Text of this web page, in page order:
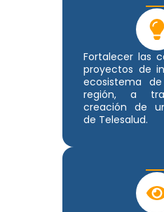
Fortalecer las
proyectos de
ecosistema
región, a
creación de
de Telesalud.